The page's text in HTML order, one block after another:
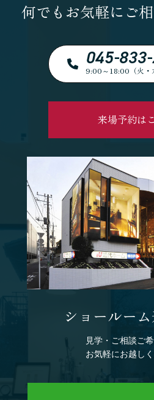
何でもお気軽にご
045-
9:00～18:00（火・
来場予約は
ショールー
見学・ご相談ご
お気軽にお越しく